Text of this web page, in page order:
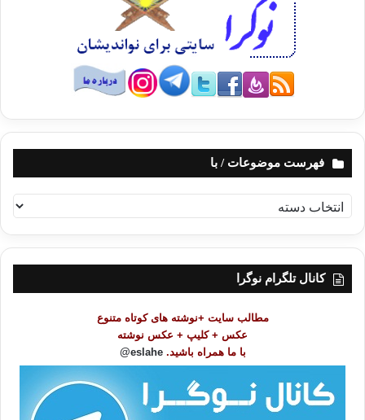
فهرست موضوعات / با
ه
ر
کانال تلگرام نوگرا
مطالب سایت +نوشته های کوتاه متنوع
عکس + کلیپ + عکس نوشته
با ما همراه باشید. eslahe@